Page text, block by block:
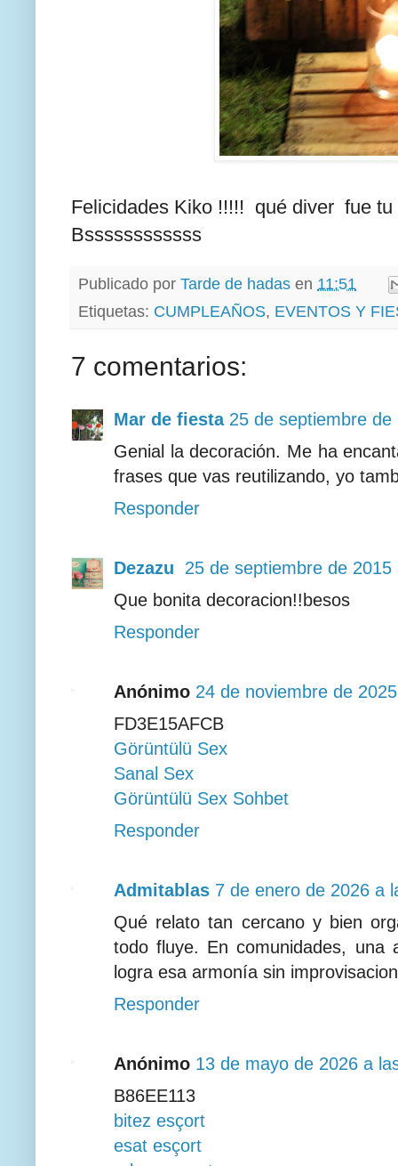
Felicidades Kiko !!!!! qué diver fue tu
Bssssssssssss
Publicado por Tarde de hadas en 11:51
Etiquetas: CUMPLEAÑOS, EVENTOS Y
7 comentarios:
Mar de fiesta 25 de septiembre
Genial la decoración. Me ha
frases que vas reutilizando, yo
Responder
Dezazu
25 de septiembre de 2015
Que bonita decoracion!!besos
Responder
Anónimo 24 de noviembre de
FD3E15AFCB
Görüntülü Sex
Sanal Sex
Görüntülü Sex Sohbet
Responder
Admitablas 7 de enero de 2026 a
Qué relato tan cercano y bien
todo fluye. En comunidades, una
logra esa armonía sin
Responder
Anónimo 13 de mayo de 2026 a
B86EE113
bitez esçort
esat esçort